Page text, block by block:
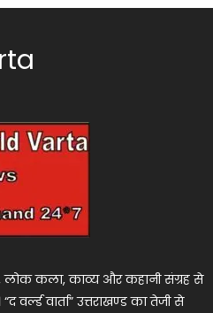
लोक कला, काव्य और कहानी संग्रह से
वार्ता” उत्तराखण्ड का तेजी से